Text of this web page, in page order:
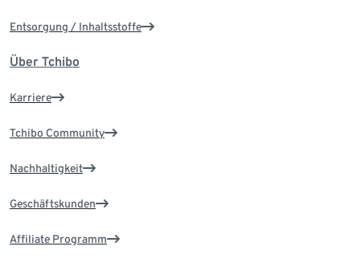
Entsorgung / Inhaltsstoffe
Über Tchibo
Karriere
Tchibo Community
Nachhaltigkeit
Geschäftskunden
Affiliate Programm